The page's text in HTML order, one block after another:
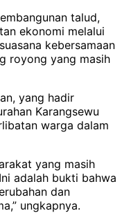
talud,
ekonomi melalui
kebersamaan
royong yang masih
yang hadir
Karangsewu
warga dalam
yang masih
adalah bukti bahwa
dan
ungkapnya.